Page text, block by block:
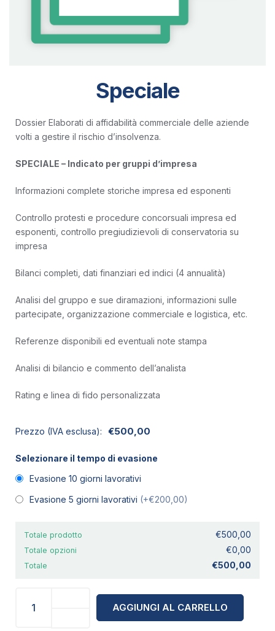
Speciale
Dossier Elaborati di affidabilità commerciale delle aziende
volti a gestire il rischio d’insolvenza.
SPECIALE – Indicato per gruppi d’impresa
Informazioni complete storiche impresa ed esponenti
Controllo protesti e procedure concorsuali impresa ed
esponenti, controllo pregiudizievoli di conservatoria su
impresa
Bilanci completi, dati finanziari ed indici (4 annualità)
Analisi del gruppo e sue diramazioni, informazioni sulle
partecipate, organizzazione commerciale e logistica, etc.
Referenze disponibili ed eventuali note stampa
Analisi di bilancio e commento dell’analista
Rating e linea di fido personalizzata
Prezzo (IVA esclusa): €500,00
Selezionare il tempo di evasione
Evasione 10 giorni lavorativi
Evasione 5 giorni lavorativi (+€200,00)
Totale prodotto €500,00
Totale opzioni €0,00
Totale €500,00
AGGIUNGI AL CARRELLO